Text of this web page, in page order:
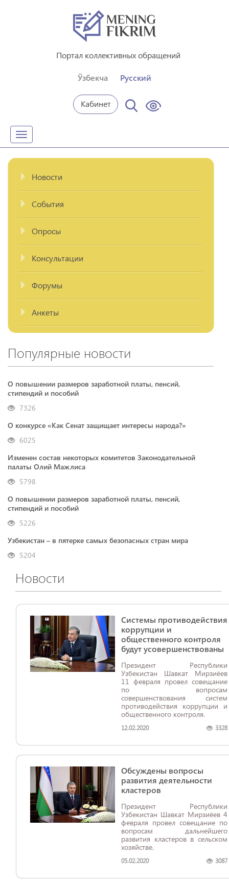
Портал коллективных обращений
Ўзбекча Русский
Кабинет
Toggle
navigation
Новости
События
Опросы
Консультации
Форумы
Анкеты
Популярные новости
О повышении размеров заработной платы, пенсий,
стипендий и пособий
7326
О конкурсе «Как Сенат защищает интересы народа?»
6025
Изменен состав некоторых комитетов Законодательной
палаты Олий Мажлиса
5798
О повышении размеров заработной платы, пенсий,
стипендий и пособий
5226
Узбекистан – в пятерке самых безопасных стран мира
5204
Новости
Системы противодействия
коррупции и
общественного контроля
будут усовершенствованы
Президент Республики
Узбекистан Шавкат Мирзиёев
11 февраля провел совещание
по вопросам
совершенствования систем
противодействия коррупции и
общественного контроля.
12.02.2020 3328
Обсуждены вопросы
развития деятельности
кластеров
Президент Республики
Узбекистан Шавкат Мирзиёев 4
февраля провел совещание по
вопросам дальнейшего
развития кластеров в сельском
хозяйстве.
05.02.2020 3087